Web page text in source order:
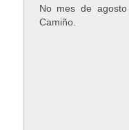
No mes de
Camiño.